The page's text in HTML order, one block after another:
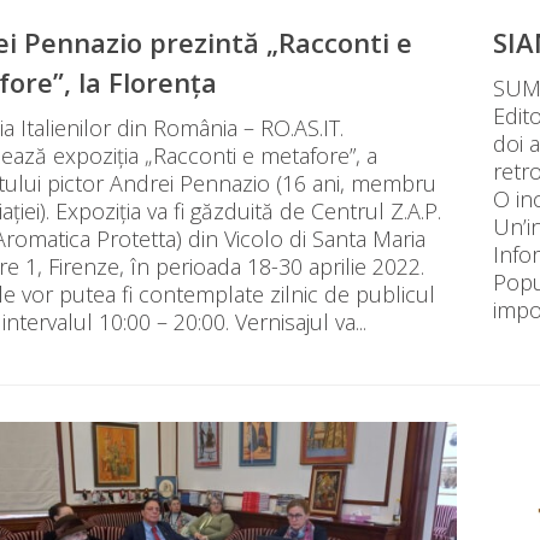
Pennazio prezintă „Racconti e
la Florența
Italienilor din România – RO.AS.IT.
expoziția „Racconti e metafore”, a
pictor Andrei Pennazio (16 ani, membru
Expoziția va fi găzduită de Centrul Z.A.P.
Protetta) din Vicolo di Santa Maria
1, Firenze, în perioada 18-30 aprilie 2022.
vor putea fi contemplate zilnic de publicul
10:00 – 20:00. Vernisajul va...
doi
O